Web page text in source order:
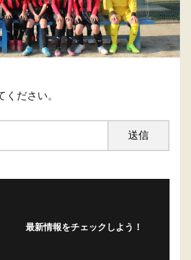
ださい。
最新情報をチェックしよう！